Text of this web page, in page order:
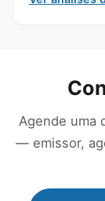
Agende uma
— emissor,